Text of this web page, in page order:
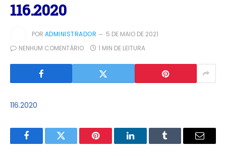
116.2020
POR ADMINISTRADOR
5 DE MAIO DE 2021
NENHUM COMENTÁRIO
1 MIN DE LEITURA
116.2020
FacebookTwitter Pinterest LinkedInTumblr
E-